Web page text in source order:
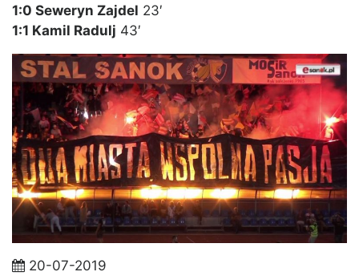
1:0 Seweryn Zajdel 23′
1:1 Kamil Radulj 43′
20-07-2019